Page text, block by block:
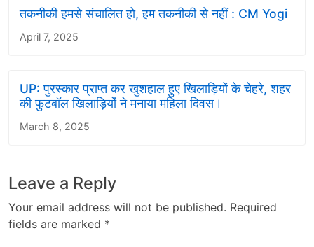
तकनीकी हमसे संचालित हो, हम तकनीकी से नहीं : CM Yogi
April 7, 2025
UP: पुरस्कार प्राप्त कर खुशहाल हुए खिलाड़ियों के चेहरे, शहर
की फुटबॉल खिलाड़ियों ने मनाया महिला दिवस।
March 8, 2025
Leave a Reply
Your email address will not be published. Required
fields are marked *